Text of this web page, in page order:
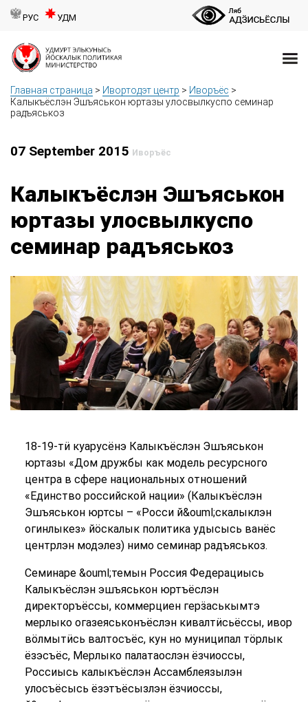
РУС УДМ
Главная страница > Ивортодэт центр > Иворъёс >
Калыкъёслэн Эшъяськон юртазы улосвылкуспо семинар
радъяськоз
07 September 2015 Иворъёс
Калыкъёслэн Эшъяськон
юртазы улосвылкуспо
семинар радъяськоз
18-19-тӥ куарусёнэ Калыкъёслэн Эшъяськон
юртазы «Дом дружбы как модель ресурсного
центра в сфере национальных отношений
«Единство российской нации» (Калыкъёслэн
Эшъяськон юртсы – «Росси й&ouml;скалыклэн
огинлыкез» йӧскалык политика удысысь ванёс
центрлэн модэлез) нимо семинар радъяськоз.
Семинаре &ouml;темын Россия Федерациысь
Калыкъёслэн эшъяськон юртъёслэн
директоръёссы, коммерциен герӟаськымтэ
мерлыко огазеяськонъёслэн кивалтӥсьёссы, ивор
вӧлмытӥсь валтосъёс, кун но муниципал тӧрлык
ёзэсъёс, Мерлыко палатаослэн ёзчиоссы,
Россиысь калыкъёслэн Ассамблеязылэн
улосъёсысь ёзэтъёсызлэн ёзчиоссы,